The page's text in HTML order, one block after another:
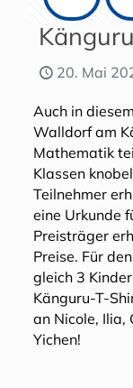
20. Mai
Auch in
Walldorf am
Mathematik
Klassen
Teilnehmer
eine Urkunde
Preisträger
Preise. Für
gleich 3
Känguru-T-
an Nicole, Ilia,
Yichen!